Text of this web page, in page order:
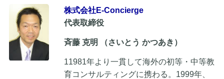
株式会社E-Concierge
代表取締役
斉藤 克明 （さいとう かつあき）
11981年より一貫して海外の初等・中等教
育コンサルティングに携わる。1999年、